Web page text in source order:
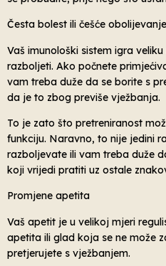
Česta bolest ili češće obolijevanje
Vaš imunološki sistem igra
razboljeti. Ako počnete
vam treba duže da se borite s
da je to zbog previše vježbanja.
To je zato što pretreniranost
funkciju. Naravno, to nije jedini
razboljevate ili vam treba duže
koji vrijedi pratiti uz ostale
Promjene apetita
Vaš apetit je u velikoj mjeri
apetita ili glad koja se ne može
pretjerujete s vježbanjem.